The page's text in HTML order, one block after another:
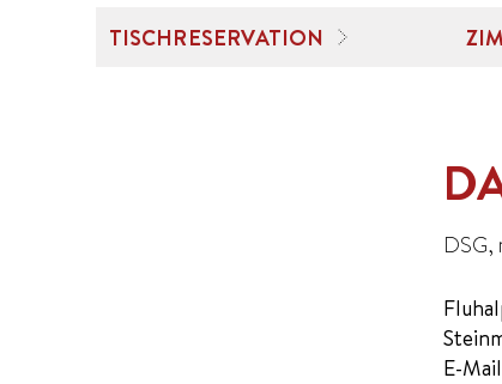
TISCHRESERVATION
E-